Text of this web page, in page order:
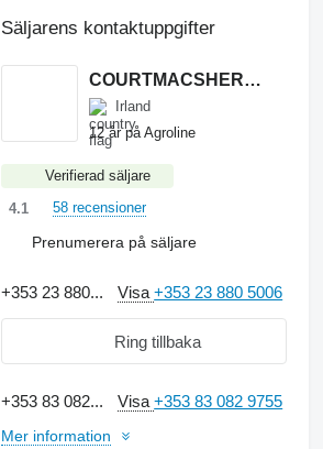
Säljarens kontaktuppgifter
COURTMACSHERRY MACHINERY LTD
Irland
12 år på Agroline
Verifierad säljare
4.1
58 recensioner
Prenumerera på säljare
+353 23 880... Visa+353 23 880 5006
Ring tillbaka
+353 83 082... Visa+353 83 082 9755
Mer information